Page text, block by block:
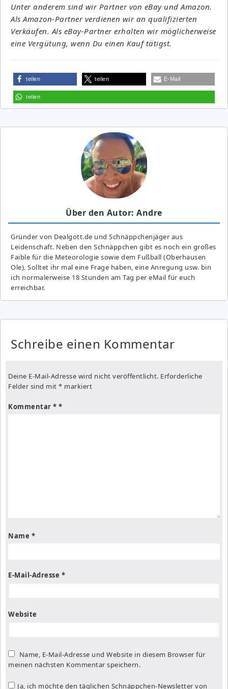
Unter anderem sind wir Partner von eBay und Amazon.
Als Amazon-Partner verdienen wir an qualifizierten
Verkäufen. Als eBay-Partner erhalten wir möglicherweise
eine Vergütung, wenn Du einen Kauf tätigst.
teilen teilen E-Mail
teilen
Über den Autor: Andre
Gründer von Dealgott.de und Schnäppchenjäger aus
Leidenschaft. Neben den Schnäppchen gibt es noch ein großes
Fai­ble für die Meteorologie sowie dem Fußball (Oberhausen
Ole). Solltet ihr mal eine Frage haben, eine Anregung usw. bin
ich normalerweise 18 Stunden am Tag per eMail für euch
erreichbar.
Schreibe einen Kommentar
Deine E-Mail-Adresse wird nicht veröffentlicht. Erforderliche
Felder sind mit * markiert
Kommentar *
Name *
E-Mail-Adresse *
Website
Name, E-Mail-Adresse und Website in diesem Browser für
meinen nächsten Kommentar speichern.
Ja, ich möchte den täglichen Schnäppchen-Newsletter von